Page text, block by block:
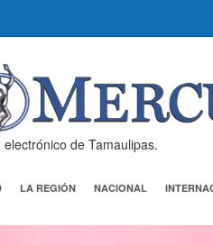
de Tamaulipas.
LA REGIÓN NACIONAL